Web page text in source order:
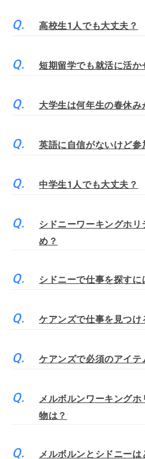
高校生1人でも大丈夫？
短期留学でも就活に活か
大学生は何年生の春休み
英語に自信がないけど参
中学生1人でも大丈夫？
シドニーワーキングホ
め？
シドニーで仕事を探すに
ケアンズで仕事を見つけ
ケアンズで必須のアイテ
メルボルンワーキング
物は？
メルボルンとシドニーは